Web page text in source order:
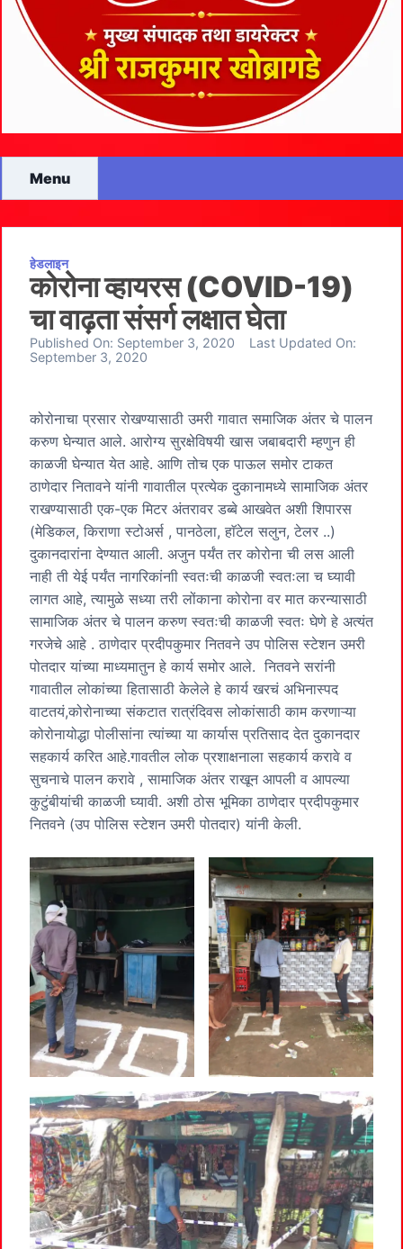
Menu
हेडलाइन
कोरोना व्हायरस (COVID-19)
चा वाढ़ता संसर्ग लक्षात घेता
Published On: September 3, 2020
Last Updated On:
September 3, 2020
कोरोनाचा प्रसार रोखण्यासाठी उमरी गावात समाजिक अंतर चे पालन
करुण घेन्यात आले. आरोग्य सुरक्षेविषयी खास जबाबदारी म्हणुन ही
काळजी घेन्यात येत आहे. आणि तोच एक पाऊल समोर टाकत
ठाणेदार नितावने यांनी गावातील प्रत्येक दुकानामध्ये सामाजिक अंतर
राखण्यासाठी एक-एक मिटर अंतरावर डब्बे आखवेत अशी शिपारस
(मेडिकल, किराणा स्टोअर्स , पानठेला, हाॅटेल सलुन, टेलर ..)
दुकानदारांना देण्यात आली. अजुन पर्यंत तर कोरोना ची लस आली
नाही ती येई पर्यंत नागरिकांनाी स्वतःची काळजी स्वतःला च घ्यावी
लागत आहे, त्यामुळे सध्या तरी लोंकाना कोरोना वर मात करन्यासाठी
सामाजिक अंतर चे पालन करुण स्वतःची काळजी स्वतः घेणे हे अत्यंत
गरजेचे आहे . ठाणेदार प्रदीपकुमार नितवने उप पोलिस स्टेशन उमरी
पोतदार यांच्या माध्यमातुन हे कार्य समोर आले. नितवने सरांनी
गावातील लोकांच्या हितासाठी केलेले हे कार्य खरचं अभिनास्पद
वाटतयं,कोरोनाच्या संकटात रात्रंदिवस लोकांसाठी काम करणाऱ्या
कोरोनायोद्धा पोलीसांना त्यांच्या या कार्यास प्रतिसाद देत दुकानदार
सहकार्य करित आहे.गावतील लोक प्रशाक्षनाला सहकार्य करावे व
सुचनाचे पालन करावे , सामाजिक अंतर राखून आपली व आपल्या
कुटुंबीयांची काळजी घ्यावी. अशी ठोस भूमिका ठाणेदार प्रदीपकुमार
नितवने (उप पोलिस स्टेशन उमरी पोतदार) यांनी केली.